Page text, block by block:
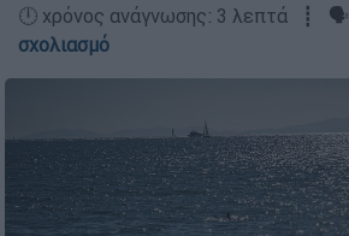
🕛 χρόνος ανάγνωσης: 3 λεπτά ┋ 🗣️
σχολιασμό